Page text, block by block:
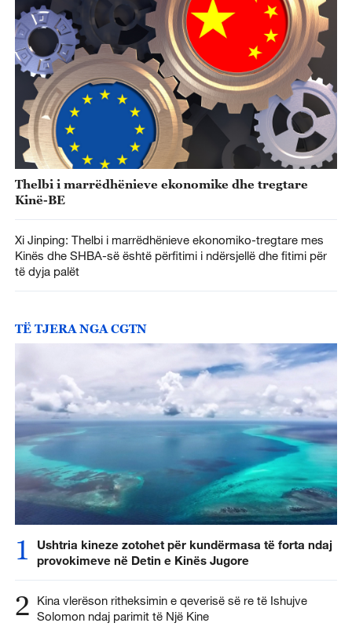
Thelbi i marrëdhënieve ekonomike dhe tregtare
Kinë-BE
Xi Jinping: Thelbi i marrëdhënieve ekonomiko-tregtare mes
Kinës dhe SHBA-së është përfitimi i ndërsjellë dhe fitimi për
të dyja palët
TË TJERA NGA CGTN
1
Ushtria kineze zotohet për kundërmasa të forta ndaj
provokimeve në Detin e Kinës Jugore
2
Kina vlerëson ritheksimin e qeverisë së re të Ishujve
Solomon ndaj parimit të Një Kine